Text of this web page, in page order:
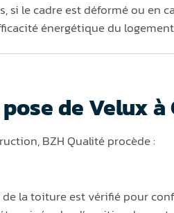
si le cadre est déformé ou en
énergétique du
de Velux à
BZH Qualité procède :
de la toiture est vérifié pour